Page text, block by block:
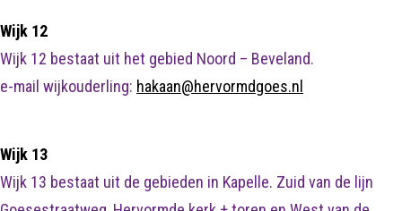
Wijk 12
Wijk 12 bestaat uit het gebied Noord – Beveland.
e-mail wijkouderling: hakaan@hervormdgoes.nl
Wijk 13
Wijk 13 bestaat uit de gebieden in Kapelle. Zuid van de lijn